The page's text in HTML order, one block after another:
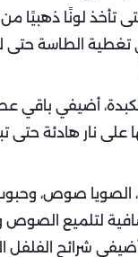
تغطية الطاسة حتى
أضيفي باقي
على نار هادئة
الصويا صوص،
لتلميع الصوص
أضيفي شرائح الفلفل